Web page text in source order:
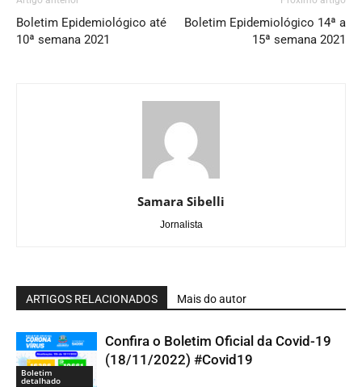
Boletim Epidemiológico até
10ª semana 2021
Boletim Epidemiológico 14ª a
15ª semana 2021
Samara Sibelli
Jornalista
ARTIGOS RELACIONADOS Mais do autor
Boletim
detalhado
Confira o Boletim Oficial da Covid-19
(18/11/2022) #Covid19